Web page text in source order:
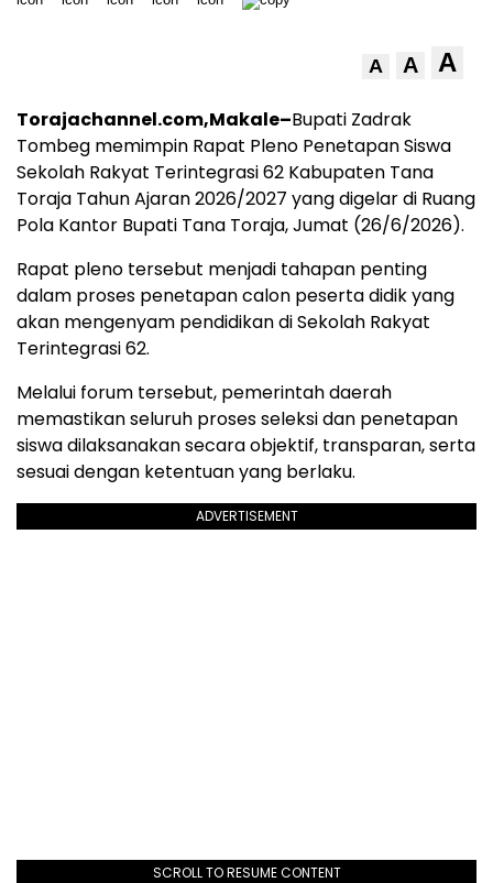
A A A
Torajachannel.com,Makale–Bupati Zadrak
Tombeg memimpin Rapat Pleno Penetapan Siswa
Sekolah Rakyat Terintegrasi 62 Kabupaten Tana
Toraja Tahun Ajaran 2026/2027 yang digelar di Ruang
Pola Kantor Bupati Tana Toraja, Jumat (26/6/2026).
Rapat pleno tersebut menjadi tahapan penting
dalam proses penetapan calon peserta didik yang
akan mengenyam pendidikan di Sekolah Rakyat
Terintegrasi 62.
Melalui forum tersebut, pemerintah daerah
memastikan seluruh proses seleksi dan penetapan
siswa dilaksanakan secara objektif, transparan, serta
sesuai dengan ketentuan yang berlaku.
ADVERTISEMENT
SCROLL TO RESUME CONTENT